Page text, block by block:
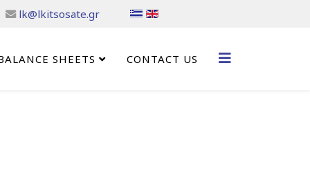
lk@lkitsosate.gr
SHEETS CONTACT US